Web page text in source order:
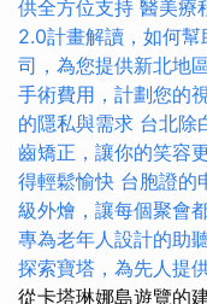
供全方位支持 醫美療
2.0計畫解讀，如何
司，為您提供新北地
手術費用，計劃您的
的隱私與需求 台北除
齒矯正，讓你的笑容
得輕鬆愉快 台胞證的
級外燴，讓每個聚會
專為老年人設計的助
探索寶塔，為先人提
從卡塔琳娜島遊覽的